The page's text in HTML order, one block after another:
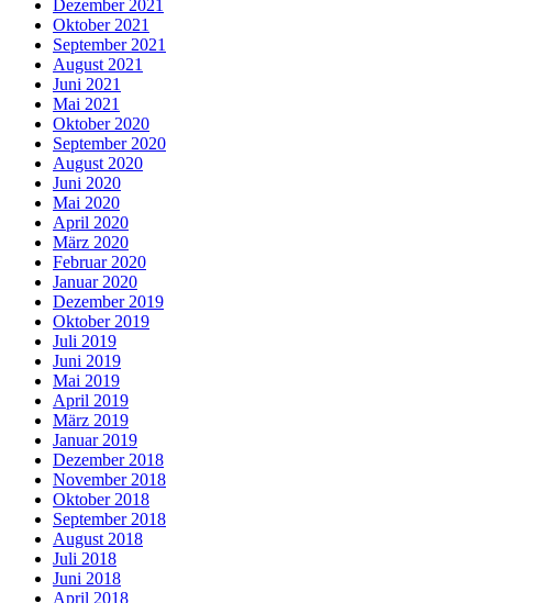
Dezember 2021
Oktober 2021
September 2021
August 2021
Juni 2021
Mai 2021
Oktober 2020
September 2020
August 2020
Juni 2020
Mai 2020
April 2020
März 2020
Februar 2020
Januar 2020
Dezember 2019
Oktober 2019
Juli 2019
Juni 2019
Mai 2019
April 2019
März 2019
Januar 2019
Dezember 2018
November 2018
Oktober 2018
September 2018
August 2018
Juli 2018
Juni 2018
April 2018